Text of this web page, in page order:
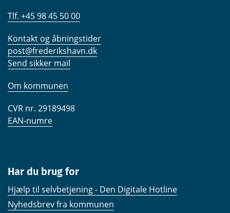
Tlf. +45 98 45 50 00
Kontakt og åbningstider
post@frederikshavn.dk
Send sikker mail
Om kommunen
CVR nr. 29189498
EAN-numre
Har du brug for
Hjælp til selvbetjening - Den Digitale Hotline
Nyhedsbrev fra kommunen